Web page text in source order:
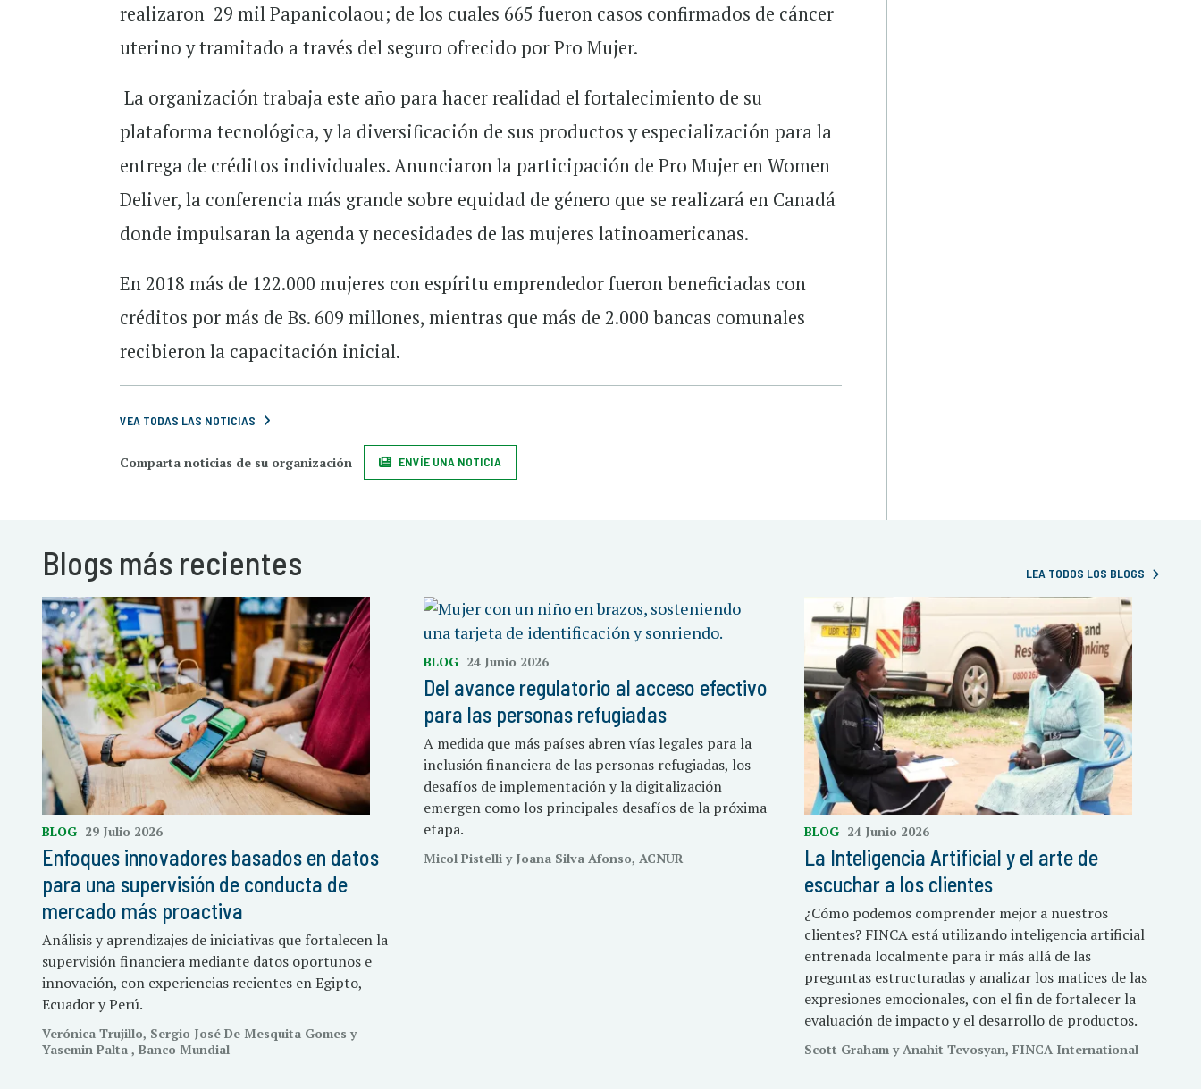
realizaron 29 mil Papanicolaou; de los cuales 665 fueron casos confirmados de cáncer
uterino y tramitado a través del seguro ofrecido por Pro Mujer.
La organización trabaja este año para hacer realidad el fortalecimiento de su
plataforma tecnológica, y la diversificación de sus productos y especialización para la
entrega de créditos individuales. Anunciaron la participación de Pro Mujer en Women
Deliver, la conferencia más grande sobre equidad de género que se realizará en Canadá
donde impulsaran la agenda y necesidades de las mujeres latinoamericanas.
En 2018 más de 122.000 mujeres con espíritu emprendedor fueron beneficiadas con
créditos por más de Bs. 609 millones, mientras que más de 2.000 bancas comunales
recibieron la capacitación inicial.
VEA TODAS LAS NOTICIAS
Comparta noticias de su organización ENVÍE UNA NOTICIA
Blogs más recientes LEA TODOS LOS BLOGS
BLOG 29 Julio 2026
Enfoques innovadores basados en datos
para una supervisión de conducta de
mercado más proactiva
Análisis y aprendizajes de iniciativas que fortalecen la
supervisión financiera mediante datos oportunos e
innovación, con experiencias recientes en Egipto,
Ecuador y Perú.
Verónica Trujillo, Sergio José De Mesquita Gomes y
Yasemin Palta , Banco Mundial
BLOG 24 Junio 2026
Del avance regulatorio al acceso efectivo
para las personas refugiadas
A medida que más países abren vías legales para la
inclusión financiera de las personas refugiadas, los
desafíos de implementación y la digitalización
emergen como los principales desafíos de la próxima
etapa.
Micol Pistelli y Joana Silva Afonso, ACNUR
BLOG 24 Junio 2026
La Inteligencia Artificial y el arte de
escuchar a los clientes
¿Cómo podemos comprender mejor a nuestros
clientes? FINCA está utilizando inteligencia artificial
entrenada localmente para ir más allá de las
preguntas estructuradas y analizar los matices de las
expresiones emocionales, con el fin de fortalecer la
evaluación de impacto y el desarrollo de productos.
Scott Graham y Anahit Tevosyan, FINCA International